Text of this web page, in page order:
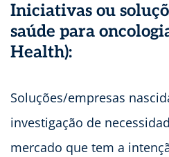
Iniciativas ou
saúde para
Health):
Soluções/empresas
investigação de
mercado que tem a